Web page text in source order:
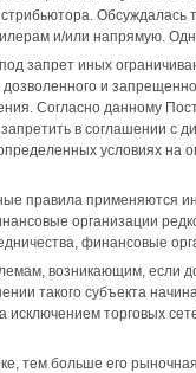
Обсуждалась
и/или напрямую.
запрет иных
и
Согласно данному
в соглашении с
условиях
правила применяются
организации
финансовые
возникающим, если
такого субъекта
торговых
тем больше его